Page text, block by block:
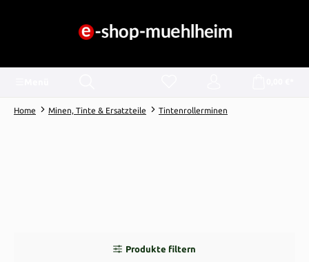
Home Minen, Tinte & Ersatzteile Tintenrollerminen
Produkte filtern